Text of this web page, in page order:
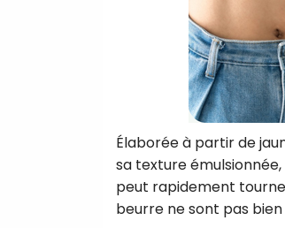
Élaborée à partir de
sa texture
peut rapidement
beurre ne sont pas